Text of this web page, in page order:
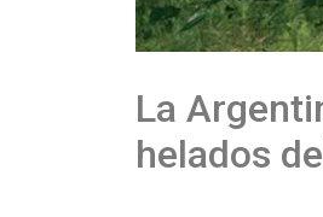
La
helados